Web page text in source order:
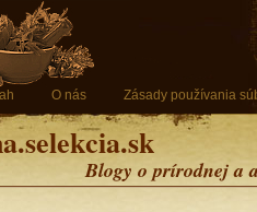
O nás Zásady používania
Blogy o prírodnej a